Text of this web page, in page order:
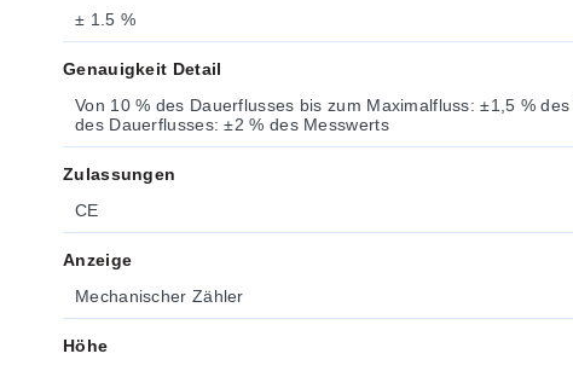
± 1.5 %
Genauigkeit Detail
Von 10 % des Dauerflusses bis zum Maximalfluss: ±1,5 %
des Dauerflusses: ±2 % des Messwerts
Zulassungen
CE
Anzeige
Mechanischer Zähler
Höhe